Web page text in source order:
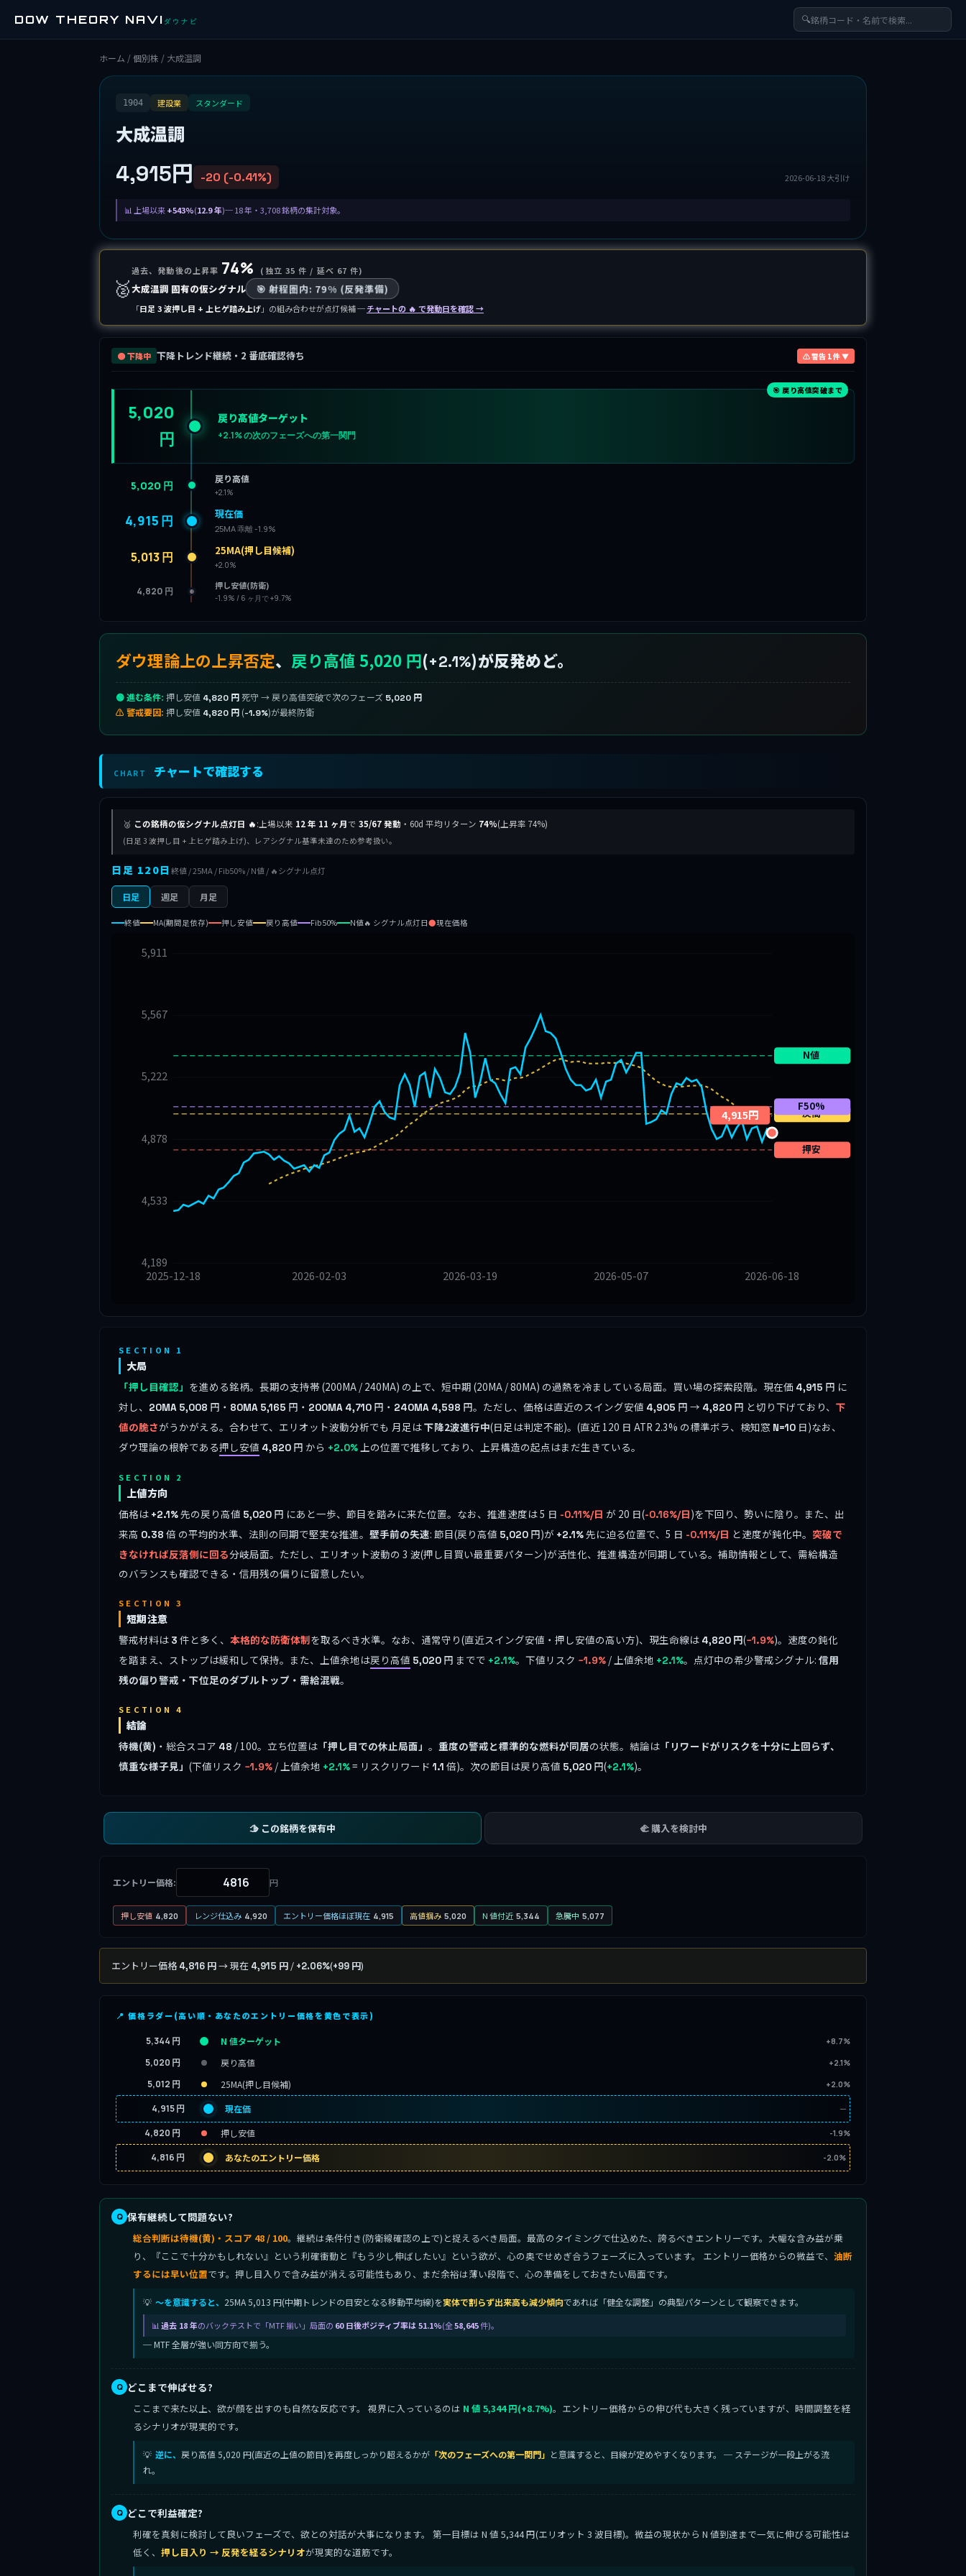
DOW THEORY NAVI ダウナビ 🔍
ホーム /個別株 / 大成温調
1904 建設業 スタンダード
大成温調
4,915円 -20 (-0.41%) 2026-06-18 大引け
上場以来+543%(12.9 年)─ 18 年・3,708 銘柄の集計対象。
🥈
過去、発動後の上昇率 74% (独立 35 件 / 延べ 67 件)
大成温調 固有の仮シグナル 🎯 射程圏内: 79% (反発準備)
「日足 3 波押し目 + 上ヒゲ踏み上げ」の組み合わせが点灯候補 ─チャートの 🔥 で発動日を確認 →
🟤 下降中 下降トレンド継続・2 番底確認待ち ⚠ 警告 1 件 ▼
🎯 戻り高値突破まで
5,020
円
戻り高値ターゲット
+2.1% の次のフェーズへの第一関門
5,020 円 戻り高値
+2.1%
4,915 円 現在価
25MA 乖離 -1.9%
5,013 円 25MA(押し目候補)
+2.0%
4,820 円 押し安値(防衛)
-1.9% / 6 ヶ月で +9.7%
ダウ理論上の上昇否定、 戻り高値 5,020 円(+2.1%)が反発めど。
🟢 進む条件: 押し安値 4,820 円 死守 → 戻り高値突破で次のフェーズ 5,020 円
⚠ 警戒要因: 押し安値 4,820 円 (-1.9%)が最終防衛
CHART チャートで確認する
🥈 この銘柄の仮シグナル点灯日 🔥:上場以来 12 年 11 ヶ月で 35/67 発動 ・60d 平均リターン 74%(上昇率 74%)
(日足 3 波押し目 + 上ヒゲ踏み上げ)、レアシグナル基準未達のため参考扱い。
日足 120日終値 / 25MA / Fib50% / N値 / 🔥シグナル点灯
日足 週足 月足
終値 MA(期間足依存) 押し安値 戻り高値 Fib50% N値🔥 シグナル点灯日●現在価格
5,911
5,567
5,222
4,878
4,533
4,189
2025-12-18
2026-02-03 2026-03-19 2026-05-07 2026-06-18
押安
戻高
F50%
N値
4,915円
SECTION 1
大局
「押し目確認」 を進める銘柄。長期の支持帯 (200MA / 240MA) の上で、短中期 (20MA / 80MA) の過熱を冷ましている局面。買い場の探索段階。現在価 4,915 円 に
対し、 20MA 5,008 円・ 80MA 5,165 円・ 200MA 4,710 円・ 240MA 4,598 円。ただし、価格は直近のスイング安値 4,905 円 → 4,820 円 と切り下げており、 下
値の脆さがうかがえる。合わせて、エリオット波動分析でも 月足は下降2波進行中(日足は判定不能)。(直近 120 日 ATR 2.3% の標準ボラ、検知窓 N=10 日)なお、
ダウ理論の根幹である押し安値 4,820 円 から +2.0%上の位置で推移しており、上昇構造の起点はまだ生きている。
SECTION 2
上値方向
価格は +2.1%先の戻り高値 5,020 円 にあと一歩、節目を踏みに来た位置。なお、推進速度は 5 日 -0.11%/日 が 20 日(-0.16%/日)を下回り、勢いに陰り。また、出
来高 0.38 倍 の平均的水準、法則の同期で堅実な推進。 壁手前の失速: 節目(戻り高値 5,020 円)が +2.1%先に迫る位置で、5 日 -0.11%/日 と速度が鈍化中。 突破で
きなければ反落側に回る分岐局面。ただし、エリオット波動の 3 波(押し目買い最重要パターン)が活性化、推進構造が同期している。補助情報として、需給構造
のバランスも確認できる・信用残の偏りに留意したい。
SECTION 3
短期注意
警戒材料は 3 件と多く、 本格的な防衛体制を取るべき水準。なお、通常守り(直近スイング安値・押し安値の高い方)、現生命線は 4,820 円(−1.9%)。速度の鈍化
を踏まえ、ストップは緩和して保持。また、上値余地は戻り高値 5,020 円 までで +2.1%。下値リスク −1.9% / 上値余地 +2.1%。点灯中の希少警戒シグナル: 信用
残の偏り警戒・下位足のダブルトップ・需給混戦。
SECTION 4
結論
待機(黄) ・総合スコア 48 / 100。立ち位置は 「押し目での休止局面」 。 重度の警戒と標準的な燃料が同居の状態。結論は 「リワードがリスクを十分に上回らず、
慎重な様子見」 (下値リスク −1.9% / 上値余地 +2.1%= リスクリワード1.1 倍)。次の節目は戻り高値 5,020 円(+2.1%)。
🫱 この銘柄を保有中 🫲 購入を検討中
エントリー価格: 円
押し安値 4,820 レンジ仕込み 4,920 エントリー価格ほぼ現在 4,915 高値掴み 5,020 N 値付近 5,344 急騰中 5,077
エントリー価格 4,816 円→ 現在 4,915 円 / +2.06%(+99 円)
📍 価格ラダー(高い順・あなたのエントリー価格を黄色で表示)
5,344 円 N 値ターゲット +8.7%
5,020 円 戻り高値 +2.1%
5,012 円 25MA(押し目候補) +2.0%
4,915 円 現在価 ─
4,820 円 押し安値 -1.9%
4,816 円 あなたのエントリー価格 -2.0%
保有継続して問題ない?
総合判断は待機(黄)・スコア 48 / 100。継続は条件付き(防衛線確認の上で)と捉えるべき局面。最高のタイミングで仕込めた、誇るべきエントリーです。大幅な含み益が乗
り、『ここで十分かもしれない』という利確衝動と『もう少し伸ばしたい』という欲が、心の奥でせめぎ合うフェーズに入っています。 エントリー価格からの微益で、 油断
するには早い位置です。押し目入りで含み益が消える可能性もあり、まだ余裕は薄い段階で、心の準備をしておきたい局面です。
〜を意識すると、 25MA 5,013 円(中期トレンドの目安となる移動平均線)を実体で割らず出来高も減少傾向であれば「健全な調整」の典型パターンとして観察できます。
過去 18 年のバックテストで「MTF 揃い」局面の 60 日後ポジティブ率は 51.1%(全58,645件)。
─ MTF 全層が強い同方向で揃う。
どこまで伸ばせる?
ここまで来た以上、欲が顔を出すのも自然な反応です。 視界に入っているのは N 値 5,344 円(+8.7%)。エントリー価格からの伸び代も大きく残っていますが、時間調整を経
るシナリオが現実的です。
逆に、 戻り高値 5,020 円(直近の上値の節目)を再度しっかり超えるかが 「次のフェーズへの第一関門」 と意識すると、目線が定めやすくなります。 ─ ステージが一段上がる流
れ。
どこで利益確定?
利確を真剣に検討して良いフェーズで、欲との対話が大事になります。 第一目標は N 値 5,344 円(エリオット 3 波目標)。微益の現状から N 値到達まで一気に伸びる可能性は
低く、 押し目入り → 反発を経るシナリオが現実的な道筋です。